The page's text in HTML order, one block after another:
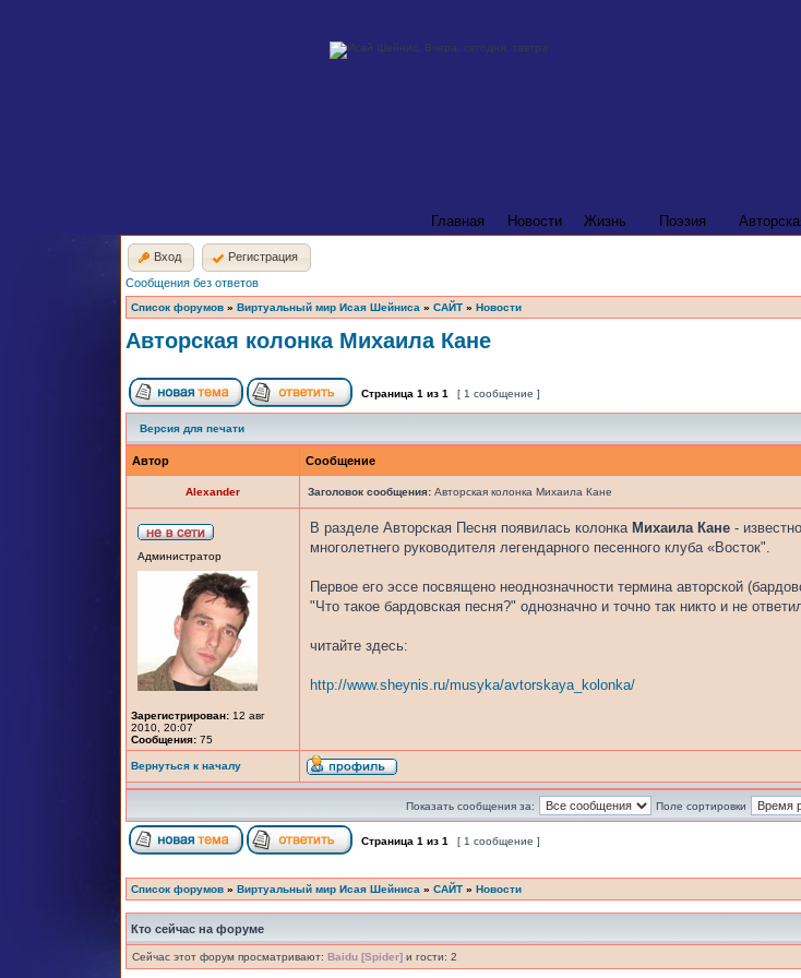
Главная Новости Жизнь Поэзия
Вход Регистрация
Сообщения без ответов
Список форумов » Виртуальный мир Исая Шейниса » САЙТ » Новости
Авторская колонка Михаила Кане
Страница 1 из 1 [ 1 сообщение ]
Версия для печати
Автор Сообщение
Alexander Заголовок сообщения: Авторская колонка Михаила Кане
Администратор
Зарегистрирован: 12 авг
2010, 20:07
Сообщения: 75
В разделе Авторская Песня появилась колонка Михаила Кане -
многолетнего руководителя легендарного песенного клуба «Восток".
Первое его эссе посвящено неоднозначности термина авторской
"Что такое бардовская песня?" однозначно и точно так никто и не
читайте здесь:
http://www.sheynis.ru/musyka/avtorskaya_kolonka/
Вернуться к началу
Показать сообщения за: Поле сортировки
Страница 1 из 1 [ 1 сообщение ]
Список форумов » Виртуальный мир Исая Шейниса » САЙТ » Новости
Кто сейчас на форуме
Сейчас этот форум просматривают: Baidu [Spider] и гости: 2